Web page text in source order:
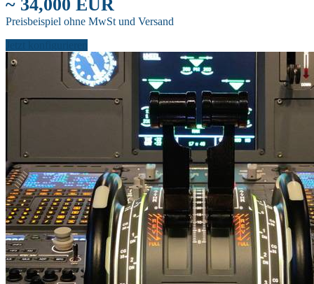
~ 34,000 EUR
Preisbeispiel ohne MwSt und Versand